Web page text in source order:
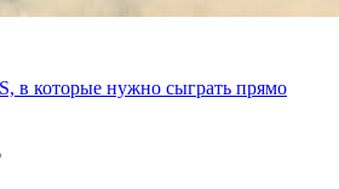
в которые нужно сыграть прямо